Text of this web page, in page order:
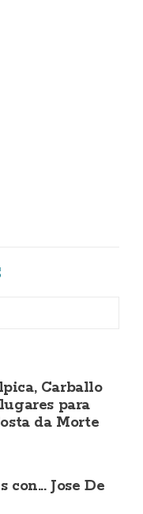
Carballo
para
da Morte
Jose De